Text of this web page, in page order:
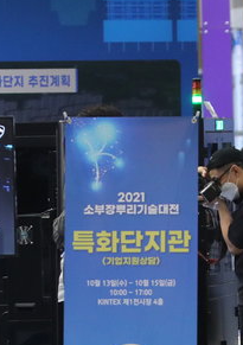
중독 원인은 멕시코산 할라피뇨
만도 평택사업장 끼임 사망 관련
허위 입력' 중앙·서울·경기도 선
전 9시 1423.8원
이닉스 동반 강보합…1%대 상승
인트(0.74%) 상승한 807.62개장
재탈환…1.09% 오른 6365.07 개
외에서 미니버스 폭발.. 14명 부상,
울 낮 39도 '폭염중대경보'
목표물들"과 대치로 남부 케슘섬